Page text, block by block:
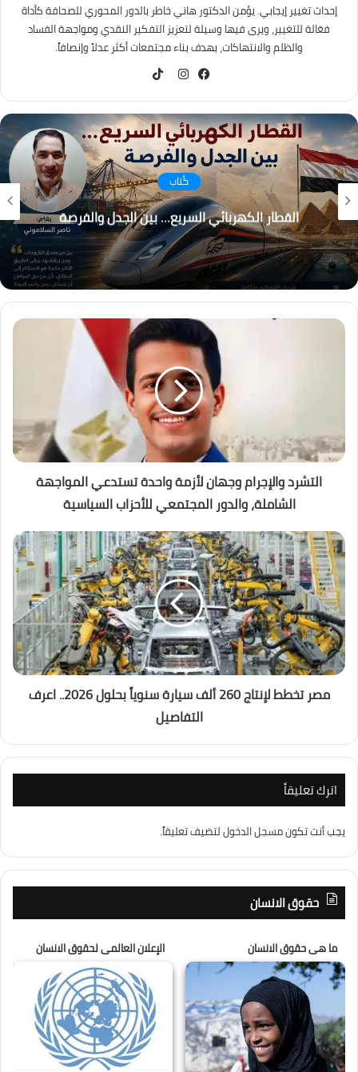
إحداث تغيير إيجابي. يؤمن الدكتور هاني خاطر بالدور المحوري للصحافة كأداة
فعّالة للتغيير، ويرى فيها وسيلة لتعزيز التفكير النقدي ومواجهة الفساد
والظلم والانتهاكات، بهدف بناء مجتمعات أكثر عدلاً وإنصافاً.
كُتاب
القطار الكهربائي السريع… بين الجدل والفرصة
التشرد والإجرام وجهان لأزمة واحدة تستدعي المواجهة
الشاملة، والدور المجتمعي للأحزاب السياسية
مصر تخطط لإنتاج 260 ألف سيارة سنوياً بحلول 2026.. اعرف
التفاصيل
اترك تعليقاً
يجب أنت تكونمسجل الدخوللتضيف تعليقاً.
حقوق الانسان
ما هى حقوق الانسان الإعلان العالمى لحقوق الانسان